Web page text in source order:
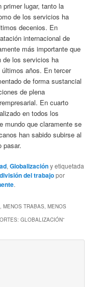
lugar, tanto la
de los servicios ha
decenios. En
internacional de
más importante que
de los servicios ha
años. En tercer
de forma sustancial
de plena
En cuarto
en todos los
mundo que claramente se
han sabido subirse al
pasar.
,Globalizacióny etiquetada
división del trabajopor
.
MENOS TRABAS, MENOS
GLOBALIZACIÓN”